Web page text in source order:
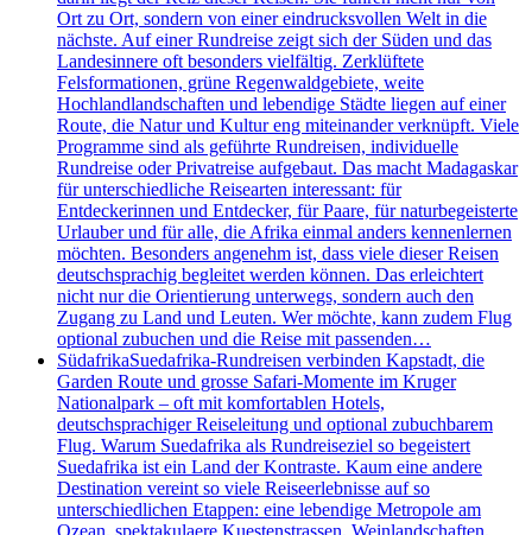
Ort zu Ort, sondern von einer eindrucksvollen Welt in die
nächste. Auf einer Rundreise zeigt sich der Süden und das
Landesinnere oft besonders vielfältig. Zerklüftete
Felsformationen, grüne Regenwaldgebiete, weite
Hochlandlandschaften und lebendige Städte liegen auf einer
Route, die Natur und Kultur eng miteinander verknüpft. Viele
Programme sind als geführte Rundreisen, individuelle
Rundreise oder Privatreise aufgebaut. Das macht Madagaskar
für unterschiedliche Reisearten interessant: für
Entdeckerinnen und Entdecker, für Paare, für naturbegeisterte
Urlauber und für alle, die Afrika einmal anders kennenlernen
möchten. Besonders angenehm ist, dass viele dieser Reisen
deutschsprachig begleitet werden können. Das erleichtert
nicht nur die Orientierung unterwegs, sondern auch den
Zugang zu Land und Leuten. Wer möchte, kann zudem Flug
optional zubuchen und die Reise mit passenden…
SüdafrikaSuedafrika-Rundreisen verbinden Kapstadt, die
Garden Route und grosse Safari-Momente im Kruger
Nationalpark – oft mit komfortablen Hotels,
deutschsprachiger Reiseleitung und optional zubuchbarem
Flug. Warum Suedafrika als Rundreiseziel so begeistert
Suedafrika ist ein Land der Kontraste. Kaum eine andere
Destination vereint so viele Reiseerlebnisse auf so
unterschiedlichen Etappen: eine lebendige Metropole am
Ozean, spektakulaere Kuestenstrassen, Weinlandschaften,